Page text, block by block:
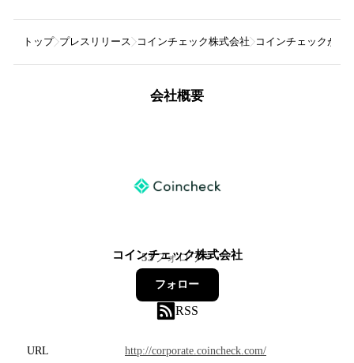
トップ プレスリリース コインチェック株式会社 コインチェックが
会社概要
コインチェック株式会社
53フォロワー
フォロー
RSS
URL
http://corporate.coincheck.com/